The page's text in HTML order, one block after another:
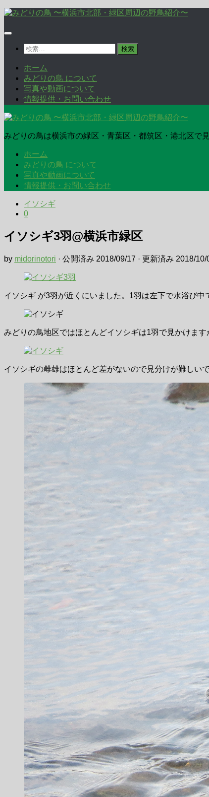
コ
テ
プ
検
ホーム
みどりの鳥 について
写真や動画について
情報提供・お問い合わせ
みどりの鳥は横浜市の緑区・青葉区・都筑区・港北区で
ホーム
みどりの鳥 について
写真や動画について
情報提供・お問い合わせ
イソシギ
0
イソシギ3羽@横浜市緑区
by midorinotori · 公開済み 2018/09/17 · 更新済み 2018/10/
イソシギ が3羽が近くにいました。1羽は左下で水浴び中
みどりの鳥地区ではほとんどイソシギは1羽で見かけま
イソシギの雌雄はほとんど差がないので見分けが難しい